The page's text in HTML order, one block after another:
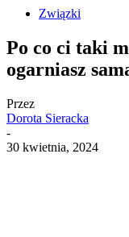
Związki
Po co ci taki
ogarniasz
Przez
Dorota Sieracka
-
30 kwietnia, 2024